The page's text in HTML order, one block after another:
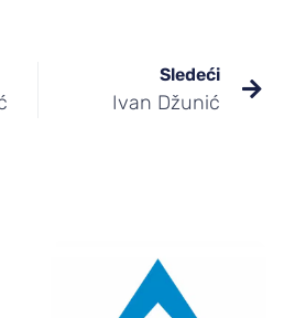
Sledeći
Ivan Džunić